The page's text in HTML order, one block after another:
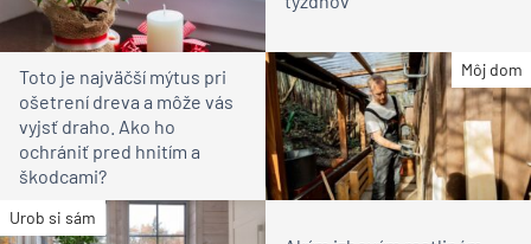
Môj dom
Toto je najväčší mýtus pri
ošetrení dreva a môže vás
vyjsť draho. Ako ho
ochrániť pred hnitím a
škodcami?
Urob si sám